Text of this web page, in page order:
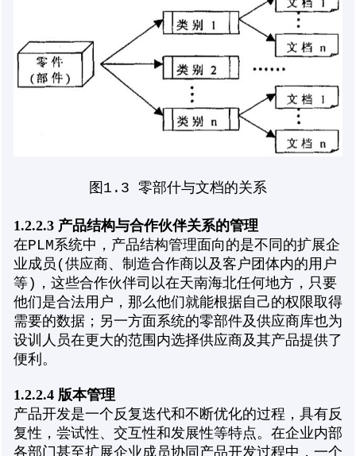
图1.3 零部什与文档的关系
1.2.2.3 产品结构与合作伙伴关系的管理
在PLM系统中，产品结构管理面向的是不同的扩展企
业成员(供应商、制造合作商以及客户团体内的用户
等)，这些合作伙伴司以在天南海北任何地方，只要
他们是合法用户，那么他们就能根据自己的权限取得
需要的数据；另一方面系统的零部件及供应商库也为
设训人员在更大的范围内选择供应商及其产品提供了
便利。
1.2.2.4 版本管理
产品开发是一个反复迭代和不断优化的过程，具有反
复性，尝试性、交互性和发展性等特点。在企业内部